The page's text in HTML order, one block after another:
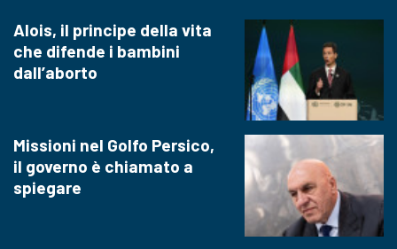
Alois, il principe della vita
che difende i bambini
dall’aborto
Missioni nel Golfo Persico,
il governo è chiamato a
spiegare